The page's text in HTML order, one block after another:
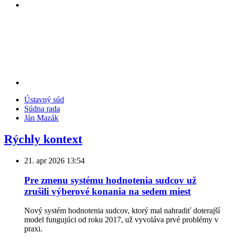
Ústavný súd
Súdna rada
Ján Mazák
Rýchly kontext
21. apr 2026 13:54
Pre zmenu systému hodnotenia sudcov už
zrušili výberové konania na sedem miest
Nový systém hodnotenia sudcov, ktorý mal nahradiť doterajší
model fungujúci od roku 2017, už vyvoláva prvé problémy v
praxi.